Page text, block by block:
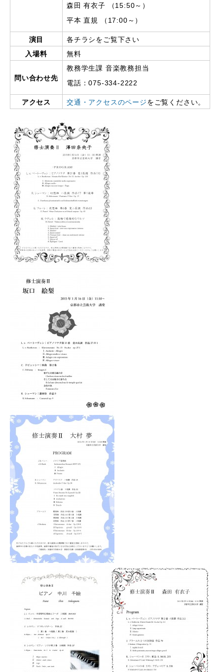
森田 有衣子 （15:50～）
平本 直規 （17:00～）
演目
各チラシをご覧下さい
入場料
無料
問い合わせ先
教務学生課 音楽教務担当
電話：075-334-2222
アクセス 交通・アクセスのページ をご覧ください。